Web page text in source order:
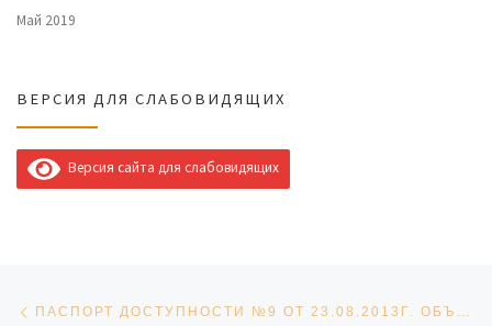
Май 2019
ВЕРСИЯ ДЛЯ СЛАБОВИДЯЩИХ
Версия сайта для слабовидящих
Навигация по записям